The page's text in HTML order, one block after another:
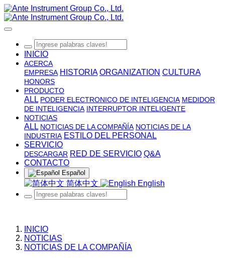
INICIO
ACERCA
EMPRESA HISTORIA ORGANIZATION CULTURA
HONORS
PRODUCTO
ALL PODER ELECTRONICO DE INTELIGENCIA MEDIDOR
DE INTELIGENCIA INTERRUPTOR INTELIGENTE
NOTICIAS
ALL NOTICIAS DE LA COMPAÑÍA NOTICIAS DE LA
INDUSTRIA ESTILO DEL PERSONAL
SERVICIO
DESCARGAR RED DE SERVICIO Q&A
CONTACTO
Español
简体中文 English
INICIO
NOTICIAS
NOTICIAS DE LA COMPAÑÍA